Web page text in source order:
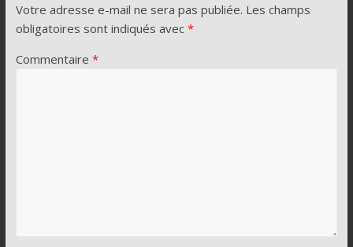
Votre adresse e-mail ne sera pas publiée. Les champs
obligatoires sont indiqués avec *
Commentaire *